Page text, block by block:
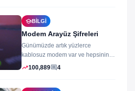
schoolBILGI
Modem Arayüz Şifreleri
Günümüzde artık yüzlerce
kablosuz modem var ve hepsinin
arayüz şifleri ve arayüzü farklı
trending_up100,889comment4